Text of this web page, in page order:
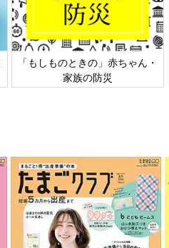
「もしものときの」赤ちゃん・
家族の防災